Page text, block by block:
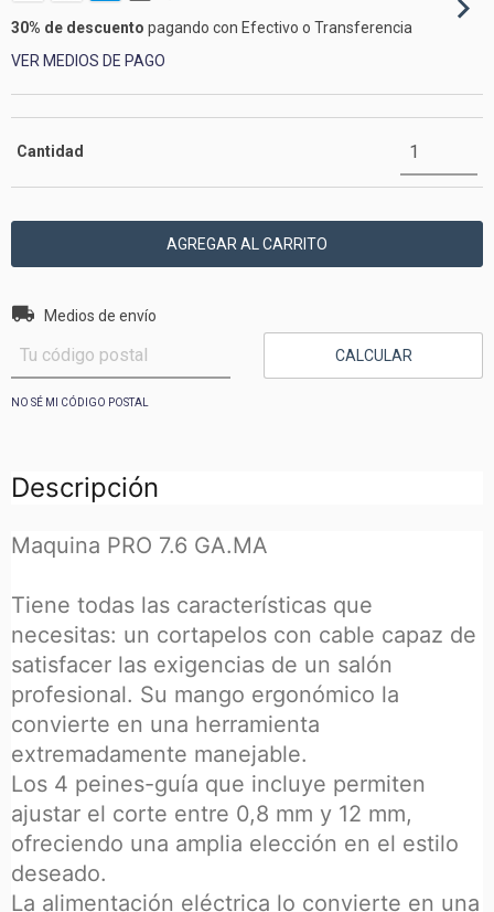
30% de descuento pagando con Efectivo o Transferencia
VER MEDIOS DE PAGO
Cantidad
Entregas para el CP:
Medios de envío
CALCULAR
NO SÉ MI CÓDIGO POSTAL
Descripción
Maquina PRO 7.6 GA.MA
Tiene todas las características que
necesitas: un cortapelos con cable capaz de
satisfacer las exigencias de un salón
profesional. Su mango ergonómico la
convierte en una herramienta
extremadamente manejable.
Los 4 peines-guía que incluye permiten
ajustar el corte entre 0,8 mm y 12 mm,
ofreciendo una amplia elección en el estilo
deseado.
La alimentación eléctrica lo convierte en una